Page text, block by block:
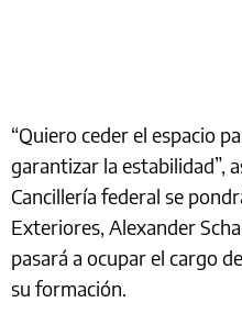
“Quiero ceder el espacio
garantizar la estabilidad”,
Cancillería federal se
Exteriores, Alexander
pasará a ocupar el cargo
su formación.